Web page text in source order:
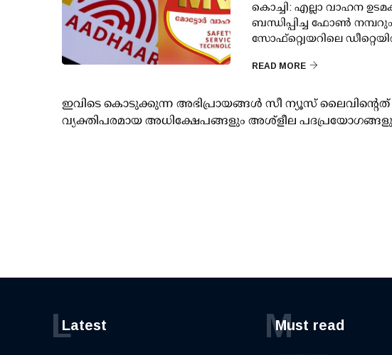
കൊച്ചി: എല്ലാ വാഹന
ബന്ധിപ്പിച്ച ഫോണ്‍
സോഫ്റ്റ്വെയറിലെ
READ MORE
ഇവിടെ കൊടുക്കുന്ന അഭിപ്രായങ്ങള്‍ സീ ന്യൂസ്
വ്യക്തിപരമായ അധിക്ഷേപങ്ങളും അശ്‌ളീല
Latest
L Must read
M